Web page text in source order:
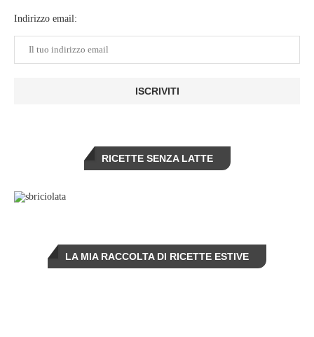
Indirizzo email:
RICETTE SENZA LATTE
LA MIA RACCOLTA DI RICETTE ESTIVE